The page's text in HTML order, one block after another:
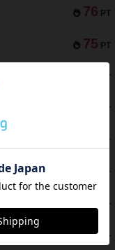
76 PT
75 PT
PT
PT
PT
PT
45 PT
45 PT